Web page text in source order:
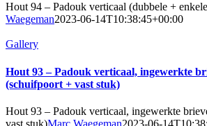
Hout 94 – Padouk verticaal (dubbele +
Waegeman2023-06-14T10:38:45+00:00
Gallery
Hout 93 – Padouk verticaal, ingewerkte
(schuifpoort + vast stuk)
Hout 93 – Padouk verticaal, ingewerkte
vast stuk)Marc Waegeman2023-06-